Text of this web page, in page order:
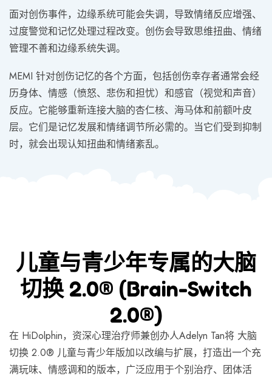
面对创伤事件，边缘系统可能会失调，导致情绪反应增强、
过度警觉和记忆处理过程改变。创伤会导致思维扭曲、情绪
管理不善和边缘系统失调。
MEMI 针对创伤记忆的各个方面，包括创伤幸存者通常会经
历身体、情感（愤怒、悲伤和担忧）和感官（视觉和声音）
反应。它能够重新连接大脑的杏仁核、海马体和前额叶皮
层。它们是记忆发展和情绪调节所必需的。当它们受到抑制
时，就会出现认知扭曲和情绪紊乱。
儿童与青少年专属的大脑
切换 2.0® (Brain-Switch
2.0®)
在 HiDolphin，资深心理治疗师兼创办人Adelyn Tan将 大脑
切换 2.0® 儿童与青少年版加以改编与扩展，打造出一个充
满玩味、情感调和的版本，广泛应用于个别治疗、团体活